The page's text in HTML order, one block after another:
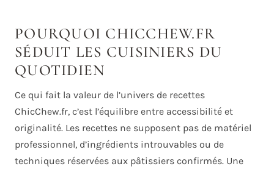
POURQUOI CHICCHEW.FR
SÉDUIT LES CUISINIERS DU
QUOTIDIEN
Ce qui fait la valeur de l’univers de recettes
ChicChew.fr, c’est l’équilibre entre accessibilité et
originalité. Les recettes ne supposent pas de matériel
professionnel, d’ingrédients introuvables ou de
techniques réservées aux pâtissiers confirmés. Une